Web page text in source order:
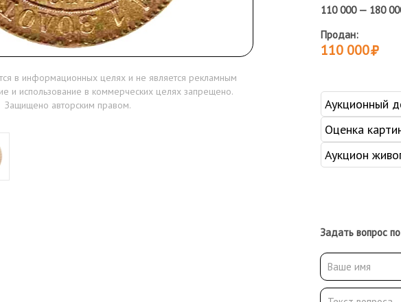
в информационных целях и не является рекламным
и использование в коммерческих целях запрещено.
Защищено авторским правом.
110 000 — 180
Продан:
110 000
Аукционный
Оценка
Аукцион
Задать вопрос